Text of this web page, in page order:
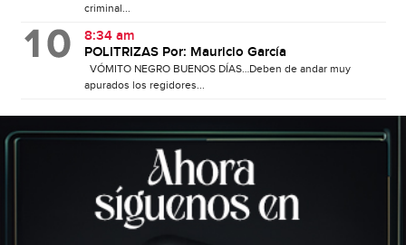
criminal...
8:34 am
POLITRIZAS Por: Mauricio García
VÓMITO NEGRO BUENOS DÍAS…Deben de andar muy
apurados los regidores...